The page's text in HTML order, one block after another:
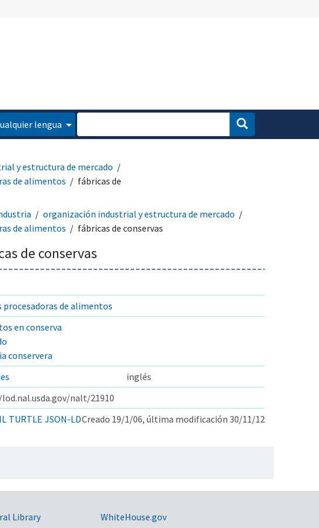
lengua
y estructura de mercado
de alimentos
fábricas de
organización industrial y estructura de mercado
de alimentos fábricas de conservas
de conservas
procesadoras de alimentos
en conserva
conservera
inglés
nalt/21910
TURTLE JSON-LDCreado 19/1/06, última modificación 30/11/12
Library WhiteHouse.gov